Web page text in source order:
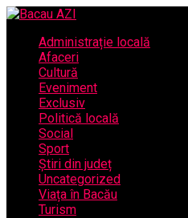
Administrație locală
Afaceri
Cultură
Eveniment
Exclusiv
Politică locală
Social
Sport
Știri din județ
Uncategorized
Viața în Bacău
Turism